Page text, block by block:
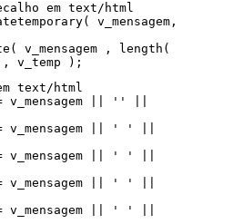
em text/html
v_mensagem,
v_mensagem , length(
v_temp );
text/html
v_mensagem || '' ||
v_mensagem || ' ' ||
v_mensagem || '
' ||
v_mensagem || '
' ||
v_mensagem || '
' ||